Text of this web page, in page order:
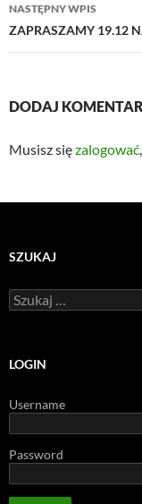
NASTĘPNY WPIS
ZAPRASZAMY 19.12
DODAJ
Musisz sięzalogować
SZUKAJ
Szukaj:
LOGIN
Username
Password